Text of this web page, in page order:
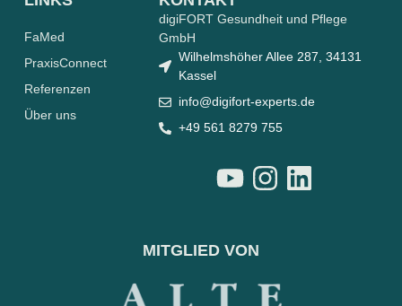
FaMed
PraxisConnect
Referenzen
Über uns
digiFORT Gesundheit und Pflege
GmbH
Wilhelmshöher Allee 287, 34131
Kassel
info@digifort-experts.de
+49 561 8279 755
MITGLIED VON